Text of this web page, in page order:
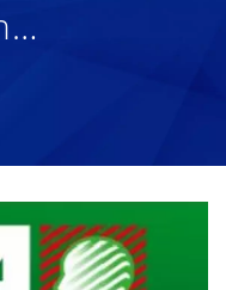
|
Dan Span
Lebih 50